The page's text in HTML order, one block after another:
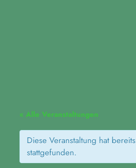
« Alle Veranstaltungen
Diese Veranstaltung hat bereits
stattgefunden.